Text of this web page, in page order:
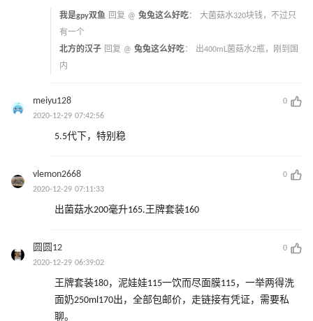
我是gpy双鱼 回复 @ 兔兔这么好吃： 大菌菇水320块钱，不过只
有一个
北方的汉子 回复 @ 兔兔这么好吃： 出400mL菌菇水2瓶，刚到国
内
meiyu128
0
2020-12-29 07:42:56
5.5代下，特别稳
vlemon2668
0
2020-12-29 07:11:33
出菌菇水200毫升165.王牌套装160
圆圆12
0
2020-12-29 06:39:02
王牌套装180，泥娃娃115一饮而尽面膜115，一举两得洗
面奶250ml170出，全部包邮价，走链接有凭证，需要私
聊。